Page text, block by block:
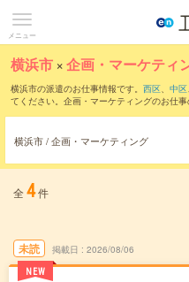
メニュー
横浜市 ×企画・マーケティ
横浜市の派遣のお仕事情報です。 西区、 中区、
てください。企画・マーケティングのお仕事
お仕事とは？とは？
横浜市 / 企画・マーケティング
全 4件
未読
NEW
掲載日 2026/08/06